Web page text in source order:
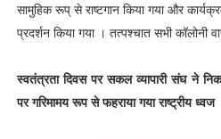
सामुहिक रूप् से राष्टगान किया गया और
प्रदर्शन किया गया । तत्पश्चात सभी कॉलोनी
स्वतंत्रता दिवस पर सकल व्यापारी संघ ने
पर गरिमामय रूप से फहराया गया राष्ट्रीय ध्वज